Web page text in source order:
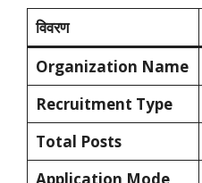
विवरण
Organization Name
Recruitment Type
Total Posts
Application Mode